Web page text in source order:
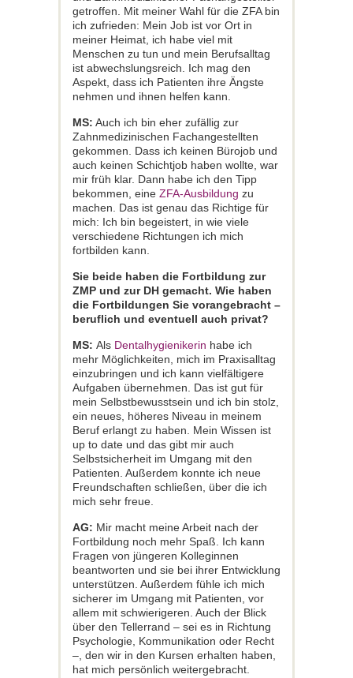
getroffen. Mit meiner Wahl für die ZFA bin
ich zufrieden: Mein Job ist vor Ort in
meiner Heimat, ich habe viel mit
Menschen zu tun und mein Berufsalltag
ist abwechslungsreich. Ich mag den
Aspekt, dass ich Patienten ihre Ängste
nehmen und ihnen helfen kann.
MS: Auch ich bin eher zufällig zur
Zahnmedizinischen Fachangestellten
gekommen. Dass ich keinen Bürojob und
auch keinen Schichtjob haben wollte, war
mir früh klar. Dann habe ich den Tipp
bekommen, eine ZFA-Ausbildung zu
machen. Das ist genau das Richtige für
mich: Ich bin begeistert, in wie viele
verschiedene Richtungen ich mich
fortbilden kann.
Sie beide haben die Fortbildung zur
ZMP und zur DH gemacht. Wie haben
die Fortbildungen Sie vorangebracht –
beruflich und eventuell auch privat?
MS: Als Dentalhygienikerin habe ich
mehr Möglichkeiten, mich im Praxisalltag
einzubringen und ich kann vielfältigere
Aufgaben übernehmen. Das ist gut für
mein Selbstbewusstsein und ich bin stolz,
ein neues, höheres Niveau in meinem
Beruf erlangt zu haben. Mein Wissen ist
up to date und das gibt mir auch
Selbstsicherheit im Umgang mit den
Patienten. Außerdem konnte ich neue
Freundschaften schließen, über die ich
mich sehr freue.
AG: Mir macht meine Arbeit nach der
Fortbildung noch mehr Spaß. Ich kann
Fragen von jüngeren Kolleginnen
beantworten und sie bei ihrer Entwicklung
unterstützen. Außerdem fühle ich mich
sicherer im Umgang mit Patienten, vor
allem mit schwierigeren. Auch der Blick
über den Tellerrand – sei es in Richtung
Psychologie, Kommunikation oder Recht
–, den wir in den Kursen erhalten haben,
hat mich persönlich weitergebracht.